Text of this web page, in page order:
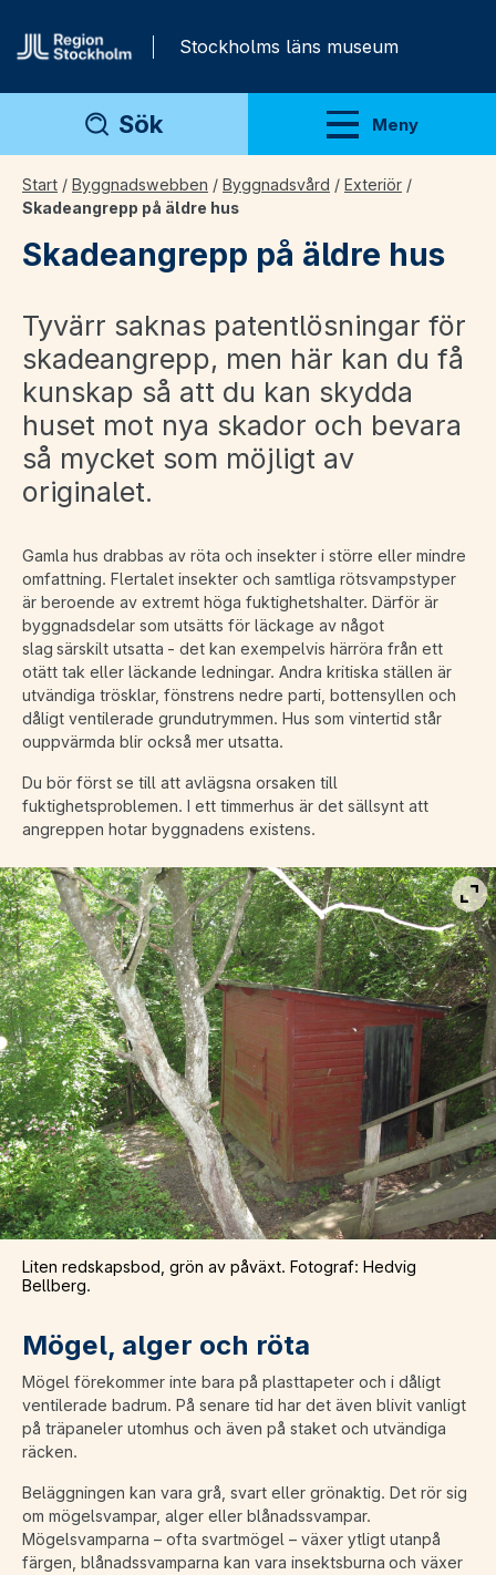
Stockholms läns museum
Sök Meny
Visa meny
Start / Byggnadswebben / Byggnadsvård / Exteriör /
Skadeangrepp på äldre hus
Skadeangrepp på äldre hus
Tyvärr saknas patentlösningar för
skadeangrepp, men här kan du få
kunskap så att du kan skydda
huset mot nya skador och bevara
så mycket som möjligt av
originalet.
Gamla hus drabbas av röta och insekter i större eller mindre
omfattning. Flertalet insekter och samtliga rötsvampstyper
är beroende av extremt höga fuktighetshalter. Därför är
byggnadsdelar som utsätts för läckage av något
slag särskilt utsatta - det kan exempelvis härröra från ett
otätt tak eller läckande ledningar. Andra kritiska ställen är
utvändiga trösklar, fönstrens nedre parti, bottensyllen och
dåligt ventilerade grundutrymmen. Hus som vintertid står
ouppvärmda blir också mer utsatta.
Du bör först se till att avlägsna orsaken till
fuktighetsproblemen. I ett timmerhus är det sällsynt att
angreppen hotar byggnadens existens.
Liten redskapsbod, grön av påväxt. Fotograf: Hedvig
Bellberg.
Mögel, alger och röta
Mögel förekommer inte bara på plasttapeter och i dåligt
ventilerade badrum. På senare tid har det även blivit vanligt
på träpaneler utomhus och även på staket och utvändiga
räcken.
Beläggningen kan vara grå, svart eller grönaktig. Det rör sig
om mögelsvampar, alger eller blånadssvampar.
Mögelsvamparna – ofta svartmögel – växer ytligt utanpå
färgen, blånadssvamparna kan vara insektsburna och växer